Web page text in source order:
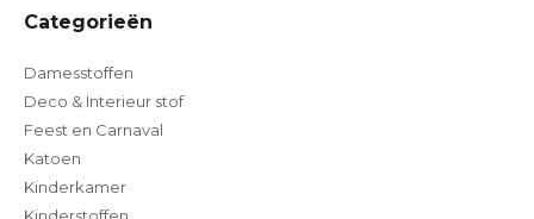
Categorieën
Damesstoffen
Deco & Interieur stof
Feest en Carnaval
Katoen
Kinderkamer